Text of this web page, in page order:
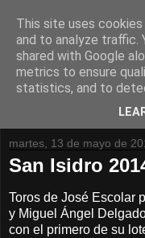
martes, 13 de mayo de
San Isidro
Toros de José Escolar
y Miguel Ángel
con el primero de su
This site uses
and to analyze traffic.
shared with Google
metrics to ensure
statistics, and to